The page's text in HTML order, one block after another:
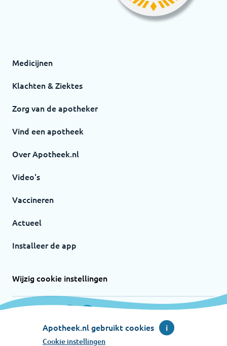
Medicijnen
Klachten & Ziektes
Zorg van de apotheker
Vind een apotheek
Over Apotheek.nl
Video's
Vaccineren
Actueel
Installeer de app
Wijzig cookie instellingen
Apotheek.nl gebruikt cookies i
Cookie instellingen